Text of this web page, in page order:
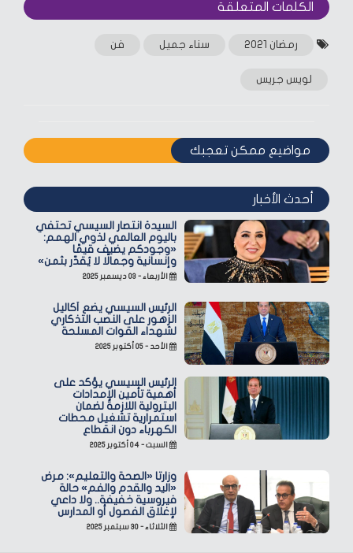
الكلمات المتعلقة‎
رمضان 2021 سناء جميل فن
لويس جريس
مواضيع ممكن تعجبك
أحدث الأخبار
السيدة انتصار السيسي تحتفي
باليوم العالمي لذوي الهمم:
«وجودكم يضيف قيمًا
وإنسانية وجمالًا لا يُقدّر بثمن»
الأربعاء - ٠٣ ديسمبر ٢٠٢٥
الرئيس السيسي يضع أكاليل
الزهور على النصب التذكاري
لشهداء القوات المسلحة
الأحد - ٠٥ أكتوبر ٢٠٢٥
الرئيس السيسي يؤكد على
أهمية تأمين الإمدادات
البترولية اللازمة لضمان
استمرارية تشغيل محطات
الكهرباء دون انقطاع
السبت - ٠٤ أكتوبر ٢٠٢٥
وزارتا «الصحة والتعليم»: مرض
«اليد والقدم والفم» حالة
فيروسية خفيفة.. ولا داعي
لإغلاق الفصول أو المدارس
الثلاثاء - ٣٠ سبتمبر ٢٠٢٥